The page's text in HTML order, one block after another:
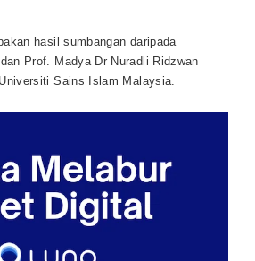
hasil sumbangan daripada
Prof. Madya Dr Nuradli Ridzwan
Sains Islam Malaysia.